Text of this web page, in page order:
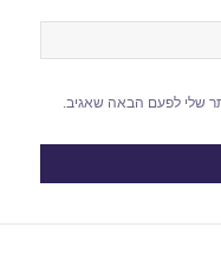
שלי לפעם הבאה שאגיב.